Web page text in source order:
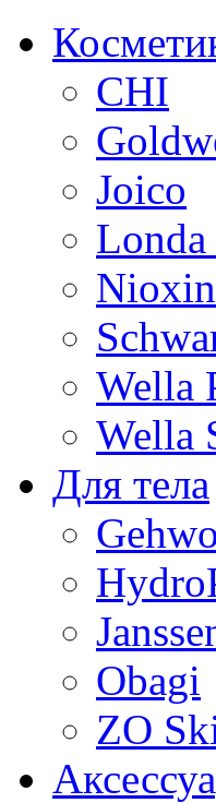
CHI
Joico
Londa
Nioxin
Wella
Wella
Для тела
Obagi
ZO